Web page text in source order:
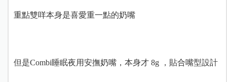
重點雙咩本身是喜愛重一點的奶嘴
但是Combi睡眠夜用安撫奶嘴， 本身才 8g ， 貼合嘴型設計